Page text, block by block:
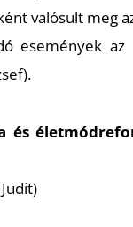
valósult meg
események az
és